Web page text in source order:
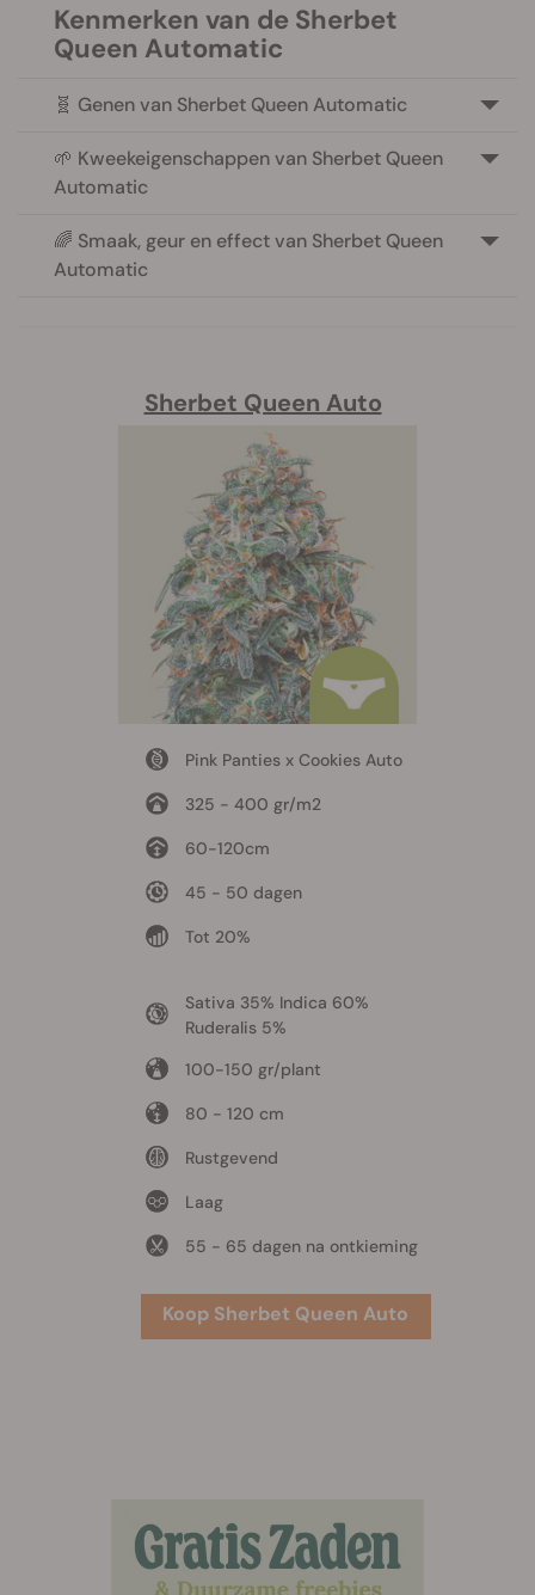
Kenmerken van de Sherbet
Queen Automatic
🧬 Genen van Sherbet Queen Automatic
🌱 Kweekeigenschappen van Sherbet Queen
Automatic
🌈 Smaak, geur en effect van Sherbet Queen
Automatic
Sherbet Queen Auto
Pink Panties x Cookies Auto
325 - 400 gr/m2
60-120cm
45 - 50 dagen
Tot 20%
Sativa 35% Indica 60%
Ruderalis 5%
100-150 gr/plant
80 - 120 cm
Rustgevend
Laag
55 - 65 dagen na ontkieming
Koop Sherbet Queen Auto